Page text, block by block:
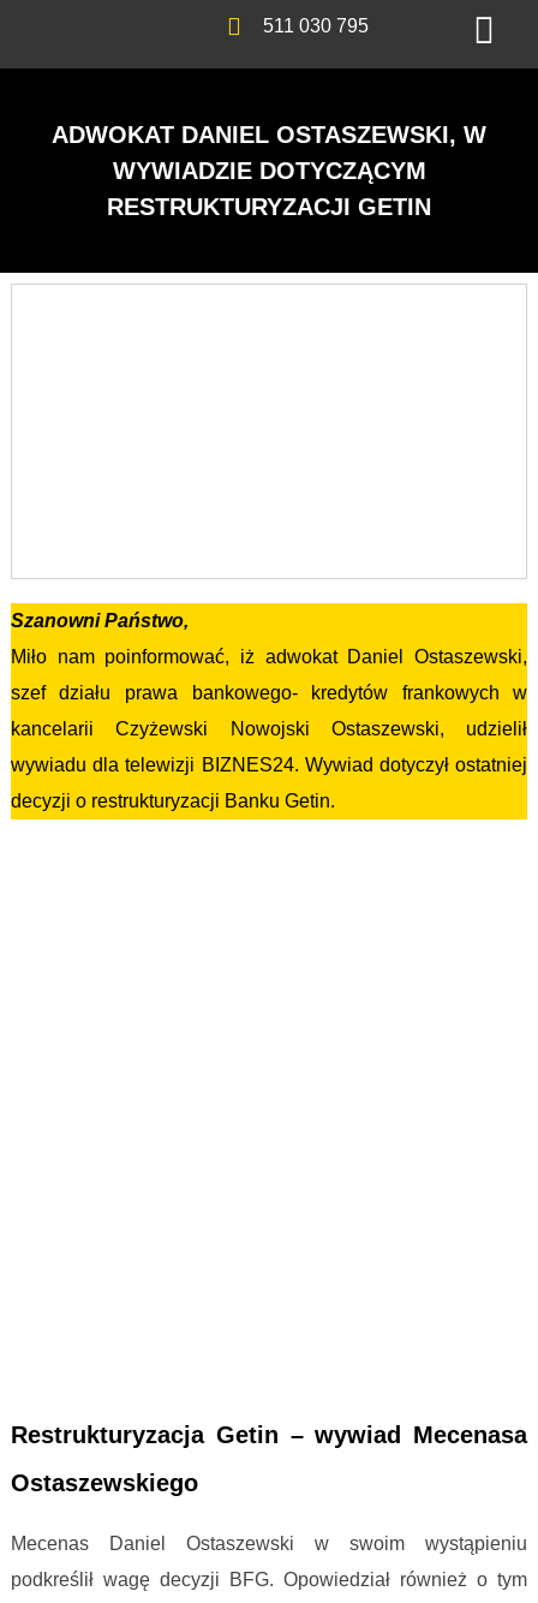
511 030 795
ADWOKAT DANIEL OSTASZEWSKI, W
WYWIADZIE DOTYCZĄCYM
RESTRUKTURYZACJI GETIN
Szanowni Państwo,
Miło nam poinformować, iż adwokat Daniel Ostaszewski,
szef działu prawa bankowego- kredytów frankowych w
kancelarii Czyżewski Nowojski Ostaszewski, udzielił
wywiadu dla telewizji BIZNES24. Wywiad dotyczył ostatniej
decyzji o restrukturyzacji Banku Getin.
Restrukturyzacja Getin – wywiad Mecenasa
Ostaszewskiego
Mecenas Daniel Ostaszewski w swoim wystąpieniu
podkreślił wagę decyzji BFG. Opowiedział również o tym